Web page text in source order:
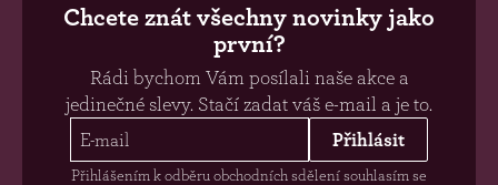
Chcete znát všechny novinky jako
první?
Rádi bychom Vám posílali naše akce a
jedinečné slevy. Stačí zadat váš e-mail a je to.
Přihlásit
Přihlášením k odběru obchodních sdělení souhlasím se